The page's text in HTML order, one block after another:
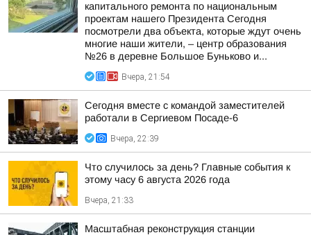
капитального ремонта по национальным
проектам нашего Президента Сегодня
посмотрели два объекта, которые ждут очень
многие наши жители, – центр образования
№26 в деревне Большое Буньково и...
Вчера, 21:54
Сегодня вместе с командой заместителей
работали в Сергиевом Посаде-6
Вчера, 22:39
Что случилось за день? Главные события к
этому часу 6 августа 2026 года
Вчера, 21:33
Масштабная реконструкция станции